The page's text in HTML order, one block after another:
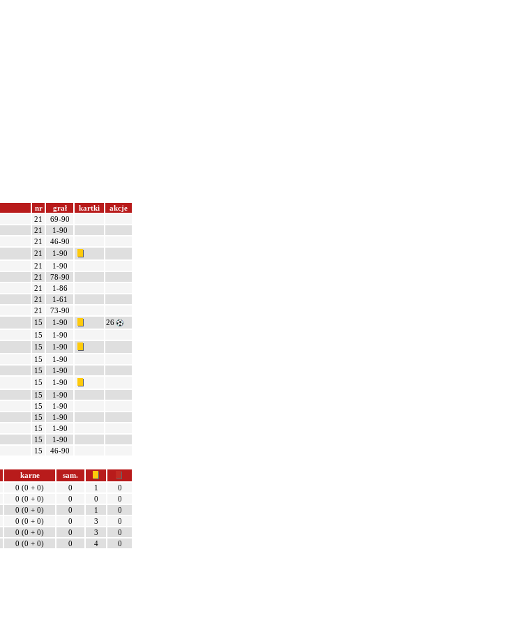
nr grał kartki
akcje
21
69-90
21
1-90
21
46-90
21
1-90
21
1-90
21
78-90
21
1-86
21
1-61
21
73-90
15 1-90
26
15
1-90
15
1-90
15
1-90
15
1-90
15
1-90
15
1-90
15
1-90
15
1-90
15
1-90
15
1-90
15 46-90
karne
sam.
0 (0 + 0) 0 1
0
0 (0 + 0) 0 0
0
0 (0 + 0) 0 1
0
0 (0 + 0) 0 3
0
0 (0 + 0) 0 3
0
0 (0 + 0) 0 4 0